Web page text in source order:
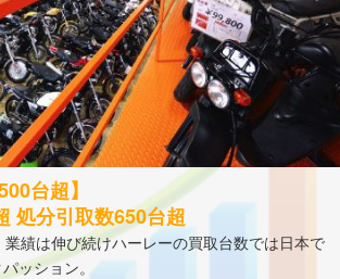
台超】
販売数2,000台超 処分引取数650台超
績は伸び続けハーレーの買取台数では日本で
ッション。